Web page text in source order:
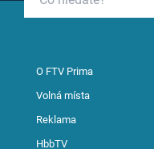
O FTV Prima
Volná místa
Reklama
HbbTV